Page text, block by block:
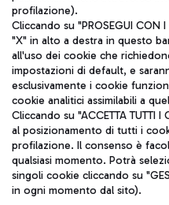
Pizza
Autobus
Scopri le linee di autobus
Leonardo Da Vinci.
Ristoranti
Aeroporti di Roma S.p.A. -
coordinamento di Mundys
Codice fiscale e Registro delle
IVA 06572251004
Capitale sociale 62.224.743,00
Sede legale: Via Pier Paolo
telefono +39 06 65951
profilazione).
Cliccando su "PROSEGUI CON I
"X" in alto a destra in questo
all'uso dei cookie che
impostazioni di default, e
esclusivamente i cookie
cookie analitici assimilabili a
Cliccando su "ACCETTA TUTTI
al posizionamento di tutti i
profilazione. Il consenso è
qualsiasi momento. Potrà
singoli cookie cliccando su
in ogni momento dal sito).